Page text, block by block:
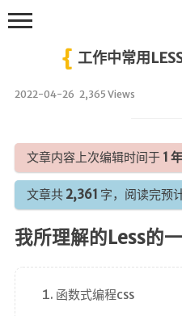
工作中常用
2022-04-26 2,365 Views
文章内容上次编辑时间于 1
文章共 2,361 字，阅读完预
我所理解的Less的
函数式编程css
l's